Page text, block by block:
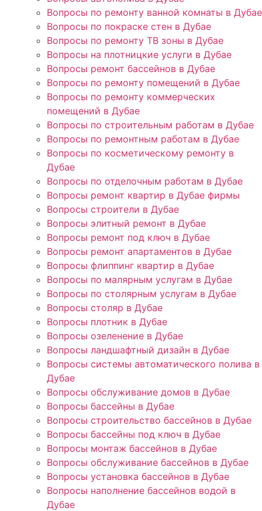
Вопросы по ремонту ванной комнаты в Дубае
Вопросы по покраске стен в Дубае
Вопросы по ремонту ТВ зоны в Дубае
Вопросы на плотницкие услуги в Дубае
Вопросы ремонт бассейнов в Дубае
Вопросы по ремонту помещений в Дубае
Вопросы по ремонту коммерческих
помещений в Дубае
Вопросы по строительным работам в Дубае
Вопросы по ремонтным работам в Дубае
Вопросы по косметическому ремонту в
Дубае
Вопросы по отделочным работам в Дубае
Вопросы ремонт квартир в Дубае фирмы
Вопросы строители в Дубае
Вопросы элитный ремонт в Дубае
Вопросы ремонт под ключ в Дубае
Вопросы ремонт апартаментов в Дубае
Вопросы флиппинг квартир в Дубае
Вопросы по малярным услугам в Дубае
Вопросы по столярным услугам в Дубае
Вопросы столяр в Дубае
Вопросы плотник в Дубае
Вопросы озеленение в Дубае
Вопросы ландшафтный дизайн в Дубае
Вопросы системы автоматического полива в
Дубае
Вопросы обслуживание домов в Дубае
Вопросы бассейны в Дубае
Вопросы строительство бассейнов в Дубае
Вопросы бассейны под ключ в Дубае
Вопросы монтаж бассейнов в Дубае
Вопросы обслуживание бассейнов в Дубае
Вопросы установка бассейнов в Дубае
Вопросы наполнение бассейнов водой в
Дубае